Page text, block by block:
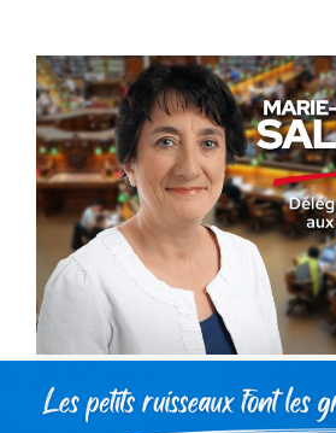
Accélération de la